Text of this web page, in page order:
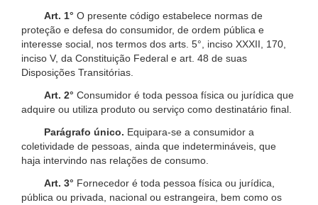
Art. 1° O presente código estabelece normas de
proteção e defesa do consumidor, de ordem pública e
interesse social, nos termos dos arts. 5°, inciso XXXII, 170,
inciso V, da Constituição Federal e art. 48 de suas
Disposições Transitórias.
Art. 2° Consumidor é toda pessoa física ou jurídica que
adquire ou utiliza produto ou serviço como destinatário final.
Parágrafo único. Equipara-se a consumidor a
coletividade de pessoas, ainda que indetermináveis, que
haja intervindo nas relações de consumo.
Art. 3° Fornecedor é toda pessoa física ou jurídica,
pública ou privada, nacional ou estrangeira, bem como os